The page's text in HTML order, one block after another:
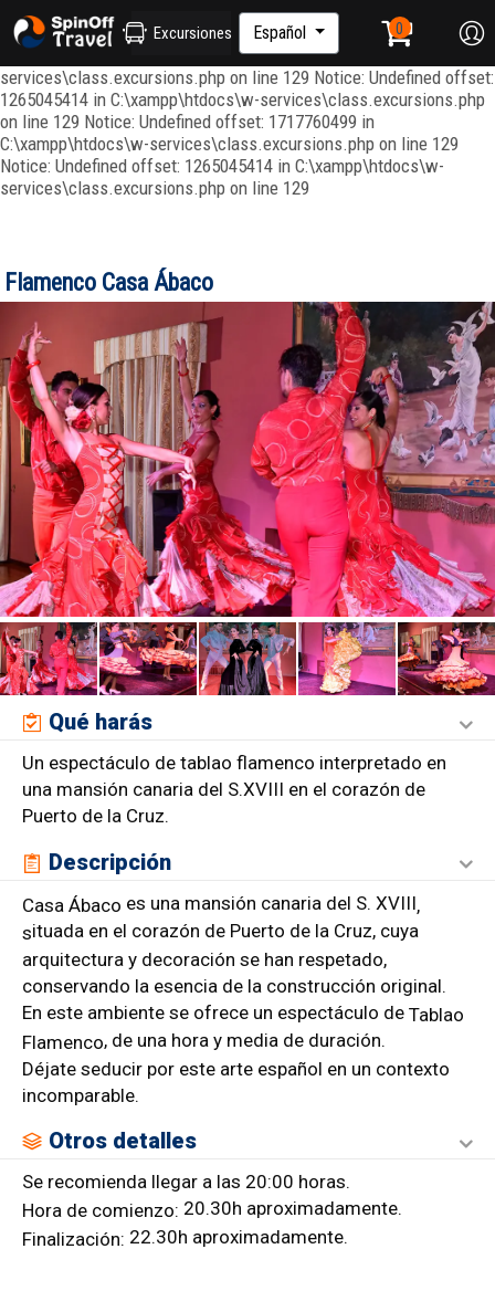
Notice: Undefined index: ordenar in C:\xampp\htdocs\w-
services\repositories\GroupRepository.php on line 415 Notice:
Undefined offset: 1265045344 in C:\xampp\htdocs\w-
services\class.excursions.php on line 129 Notice: Undefined offset:
1265045414 in C:\xampp\htdocs\w-services\class.excursions.php
on line 129 Notice: Undefined offset: 1717760499 in
C:\xampp\htdocs\w-services\class.excursions.php on line 129
Notice: Undefined offset: 1265045414 in C:\xampp\htdocs\w-
services\class.excursions.php on line 129
Excursiones Español
Flamenco Casa Ábaco
Qué harás
Un espectáculo de tablao flamenco interpretado en
una mansión canaria del S.XVIII en el corazón de
Puerto de la Cruz.
Descripción
Casa Ábaco es una mansión canaria del S. XVIII,
situada en el corazón de Puerto de la Cruz, cuya
arquitectura y decoración se han respetado,
conservando la esencia de la construcción original.
En este ambiente se ofrece un espectáculo de Tablao
Flamenco, de una hora y media de duración.
Déjate seducir por este arte español en un contexto
incomparable.
Otros detalles
Se recomienda llegar a las 20:00 horas.
Hora de comienzo: 20.30h aproximadamente.
Finalización: 22.30h aproximadamente.